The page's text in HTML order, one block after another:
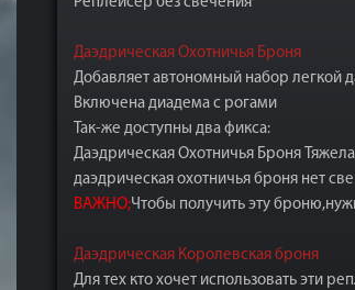
Даэдрическая Охотничья Броня
Добавляет автономный набор легкой
Включена диадема с рогами
Так-же доступны два фикса:
Даэдрическая Охотничья Броня
даэдрическая охотничья броня нет
ВАЖНО;Чтобы получить эту
Даэдрическая Королевская броня
Для тех кто хочет использовать эти